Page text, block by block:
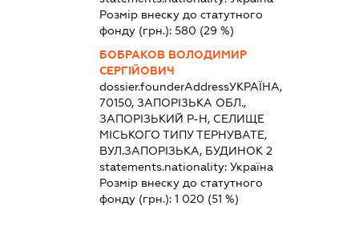
Розмір внеску до статутного
фонду (грн.): 580 (29 %)
БОБРАКОВ ВОЛОДИМИР
СЕРГІЙОВИЧ
dossier.founderAddressУКРАЇНА,
70150, ЗАПОРІЗЬКА ОБЛ.,
ЗАПОРІЗЬКИЙ Р-Н, СЕЛИЩЕ
МІСЬКОГО ТИПУ ТЕРНУВАТЕ,
ВУЛ.ЗАПОРІЗЬКА, БУДИНОК 2
statements.nationality: Україна
Розмір внеску до статутного
фонду (грн.): 1 020 (51 %)